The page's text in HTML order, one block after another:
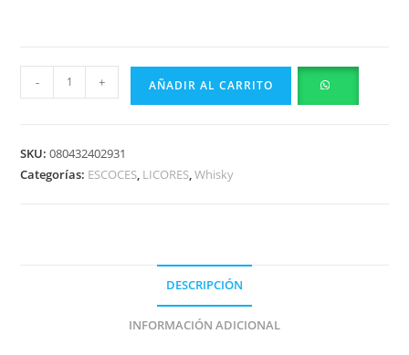
- + AÑADIR AL CARRITO
SKU:080432402931
Categorías: ESCOCES, LICORES,Whisky
DESCRIPCIÓN
INFORMACIÓN ADICIONAL